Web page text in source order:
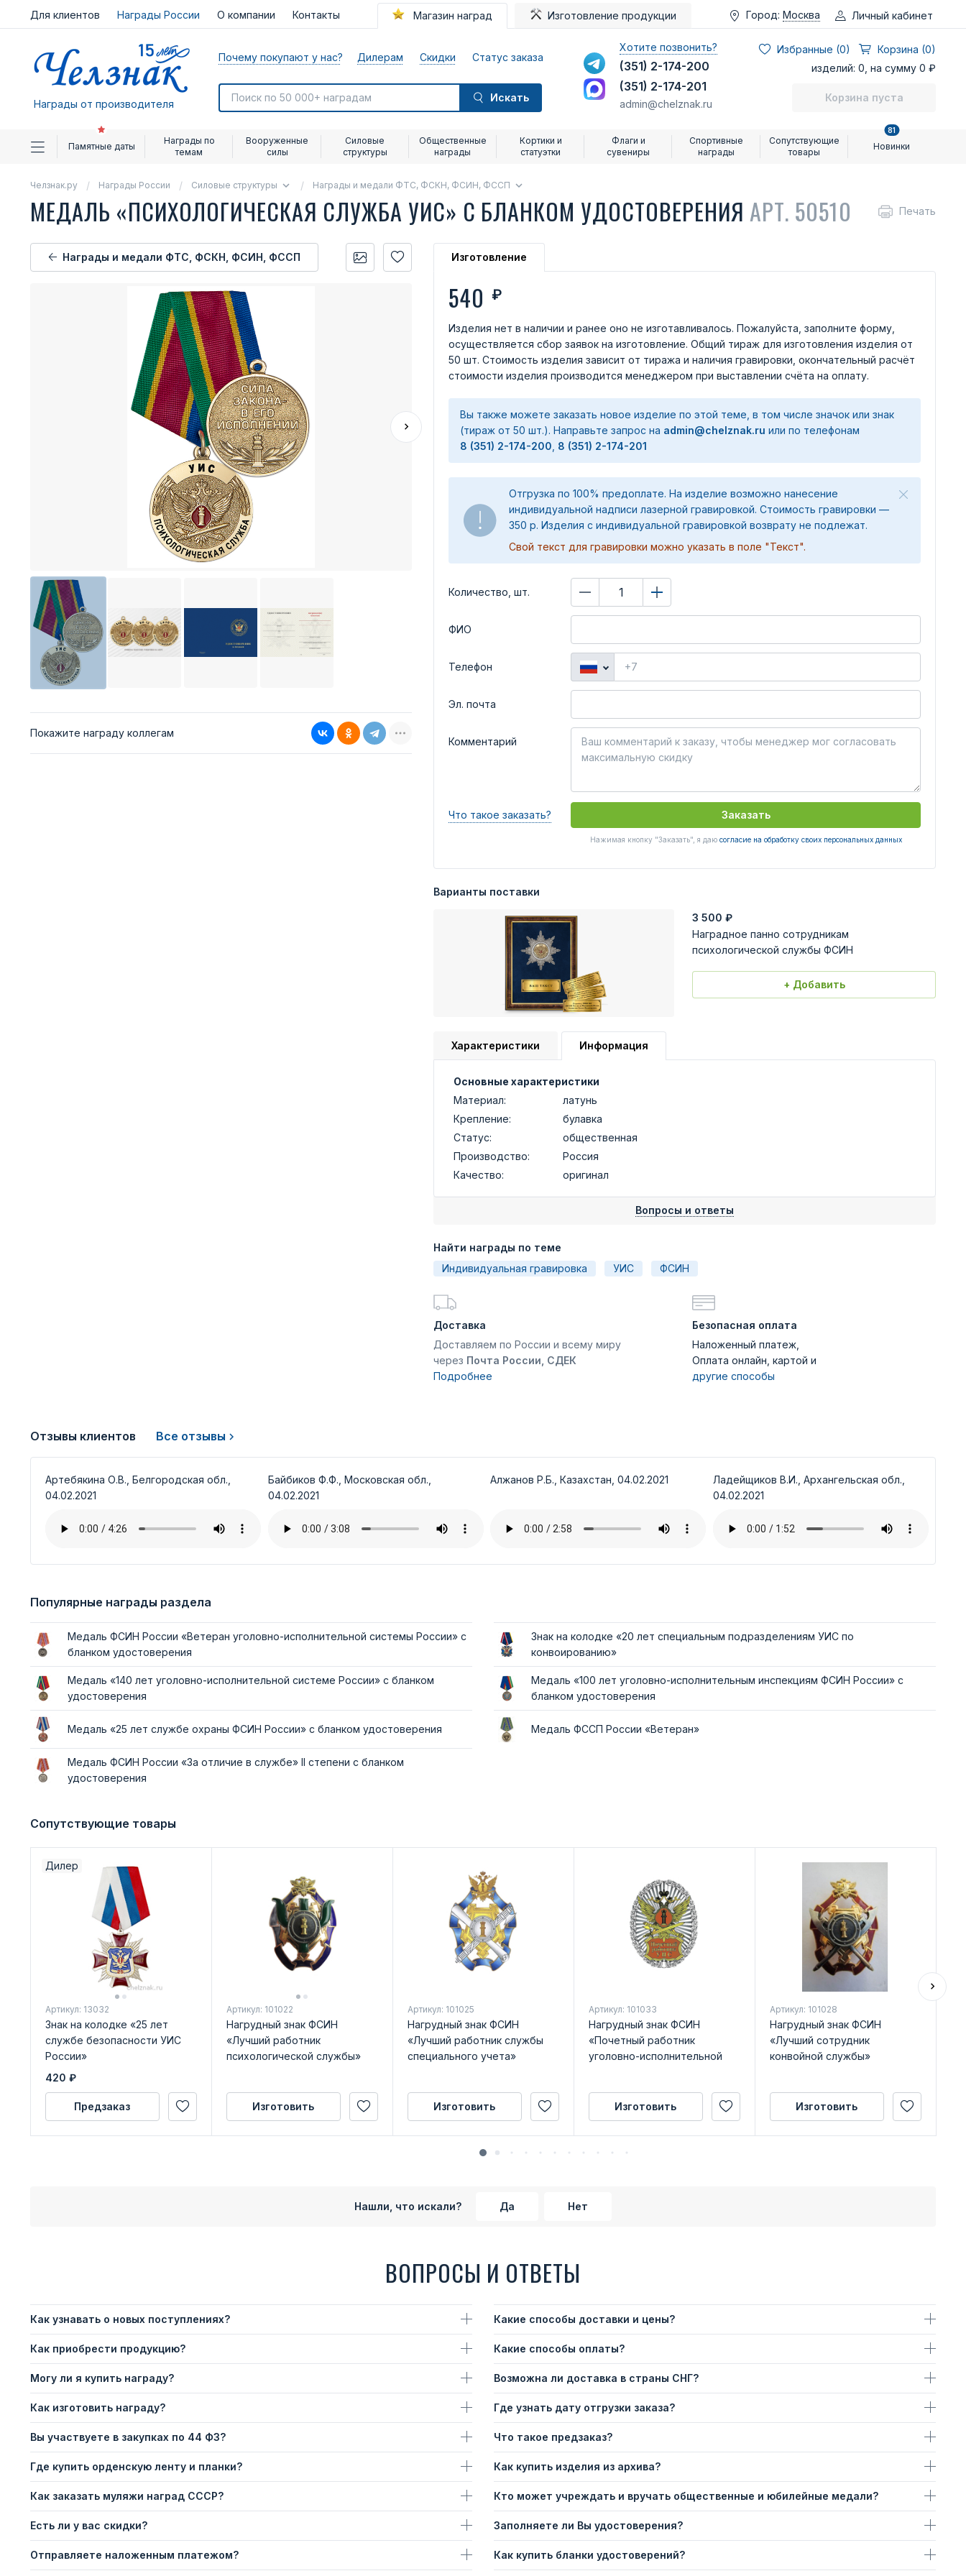
Для клиентов Награды России О компании Контакты Магазин наград Изготовление продукции Город: Москва Личный кабинет
Награды от производителя
Почему покупают у нас? Дилерам Скидки Статус заказа
Искать
Хотите позвонить?
(351) 2-174-200
(351) 2-174-201
admin@chelznak.ru
Избранные (0)
Корзина (0)
изделий: 0, на сумму 0 ₽
Корзина пуста
Памятные даты
Награды по
темам
Вооруженные
силы
Силовые
структуры
Общественные
награды
Кортики и
статуэтки
Флаги и
сувениры
Спортивные
награды
Сопутствующие
товары
Новинки
81
Челзнак.ру Награды России Силовые структуры Награды и медали ФТС, ФСКН, ФСИН, ФССП
МЕДАЛЬ «ПСИХОЛОГИЧЕСКАЯ СЛУЖБА УИС» С БЛАНКОМ УДОСТОВЕРЕНИЯ АРТ. 50510 Печать
Награды и медали ФТС, ФСКН, ФСИН, ФССП
Покажите награду коллегам
Изготовление
540 ₽
Изделия нет в наличии и ранее оно не изготавливалось. Пожалуйста, заполните форму,
осуществляется сбор заявок на изготовление. Общий тираж для изготовления изделия от
50 шт. Стоимость изделия зависит от тиража и наличия гравировки, окончательный расчёт
стоимости изделия производится менеджером при выставлении счёта на оплату.
Вы также можете заказать новое изделие по этой теме, в том числе значок или знак
(тираж от 50 шт.). Направьте запрос на admin@chelznak.ru или по телефонам
8 (351) 2-174-200 8 (351) 2-174-201
Отгрузка по 100% предоплате. На изделие возможно нанесение
индивидуальной надписи лазерной гравировкой. Стоимость гравировки —
350 р. Изделия с индивидуальной гравировкой возврату не подлежат.
Свой текст для гравировки можно указать в поле "Текст".
Количество, шт.
ФИО
Телефон
Эл. почта
Комментарий
Что такое заказать? Заказать
Нажимая кнопку "Заказать", я даю согласие на обработку своих персональных данных
Варианты поставки
3 500 ₽
Наградное панно сотрудникам
психологической службы ФСИН
+ Добавить
Характеристики Информация
Основные характеристики
Материал:
латунь
Крепление:
булавка
Статус:
общественная
Производство:
Россия
Качество:
оригинал
Вопросы и ответы
Найти награды по теме
Индивидуальная гравировка
УИС ФСИН
Доставка
Доставляем по России и всему миру
через Почта России, СДЕК
Подробнее
Безопасная оплата
Наложенный платеж,
Оплата онлайн, картой и
другие способы
Отзывы клиентов Все отзывы
Артебякина О.В., Белгородская обл.,
04.02.2021
Байбиков Ф.Ф., Московская обл.,
04.02.2021
Алжанов Р.Б., Казахстан, 04.02.2021
Ладейщиков В.И., Архангельская обл.,
04.02.2021
Популярные награды раздела
Медаль ФСИН России «Ветеран уголовно-исполнительной системы России» с
бланком удостоверения
Знак на колодке «20 лет специальным подразделениям УИС по
конвоированию»
Медаль «140 лет уголовно-исполнительной системе России» с бланком
удостоверения
Медаль «100 лет уголовно-исполнительным инспекциям ФСИН России» с
бланком удостоверения
Медаль «25 лет службе охраны ФСИН России» с бланком удостоверения Медаль ФССП России «Ветеран»
Медаль ФСИН России «За отличие в службе» II степени с бланком
удостоверения
Сопутствующие товары
Дилер
Артикул: 13032
Знак на колодке «25 лет
службе безопасности УИС
России»
420 ₽
Предзаказ
Артикул: 101022
Нагрудный знак ФСИН
«Лучший работник
психологической службы»
Изготовить
Артикул: 101025
Нагрудный знак ФСИН
«Лучший работник службы
специального учета»
Изготовить
Артикул: 101033
Нагрудный знак ФСИН
«Почетный работник
уголовно-исполнительной
Изготовить
Артикул: 101028
Нагрудный знак ФСИН
«Лучший сотрудник
конвойной службы»
Изготовить
Нашли, что искали? Да Нет
ВОПРОСЫ И ОТВЕТЫ
Как узнавать о новых поступлениях?
Как приобрести продукцию?
Могу ли я купить награду?
Как изготовить награду?
Вы участвуете в закупках по 44 ФЗ?
Где купить орденскую ленту и планки?
Как заказать муляжи наград СССР?
Есть ли у вас скидки?
Отправляете наложенным платежом?
Какие способы доставки и цены?
Какие способы оплаты?
Возможна ли доставка в страны СНГ?
Где узнать дату отгрузки заказа?
Что такое предзаказ?
Как купить изделия из архива?
Кто может учреждать и вручать общественные и юбилейные медали?
Заполняете ли Вы удостоверения?
Как купить бланки удостоверений?